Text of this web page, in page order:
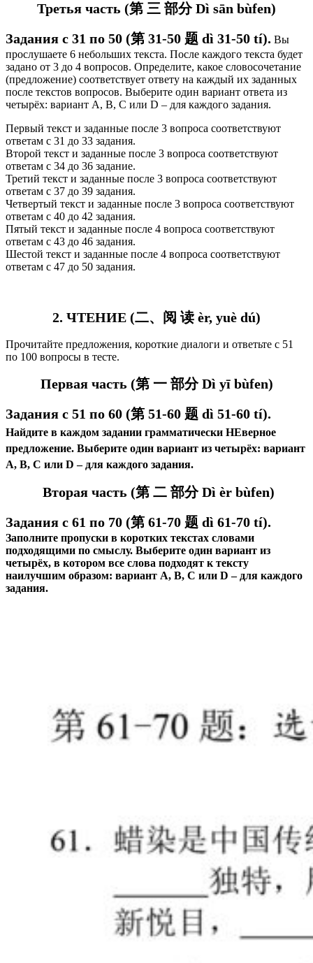
Третья часть (第 三 部分 Dì sān bùfen)
Задания с 31 по 50 (第 31-50 题 dì 31-50 tí). Вы
прослушаете 6 небольших текста. После каждого текста будет
задано от 3 до 4 вопросов. Определите, какое словосочетание
(предложение) соответствует ответу на каждый их заданных
после текстов вопросов. Выберите один вариант ответа из
четырёх: вариант А, В, C или D – для каждого задания.
Первый текст и заданные после 3 вопроса соответствуют
ответам с 31 до 33 задания.
Второй текст и заданные после 3 вопроса соответствуют
ответам с 34 до 36 задание.
Третий текст и заданные после 3 вопроса соответствуют
ответам с 37 до 39 задания.
Четвертый текст и заданные после 3 вопроса соответствуют
ответам с 40 до 42 задания.
Пятый текст и заданные после 4 вопроса соответствуют
ответам с 43 до 46 задания.
Шестой текст и заданные после 4 вопроса соответствуют
ответам с 47 до 50 задания.
2. ЧТЕНИЕ (二、阅 读 èr, yuè dú)
Прочитайте предложения, короткие диалоги и ответьте с 51
по 100 вопросы в тесте.
Первая часть (第 一 部分 Dì yī bùfen)
Задания с 51 по 60 (第 51-60 题 dì 51-60 tí).
Найдите в каждом задании грамматически НЕверное
предложение. Выберите один вариант из четырёх: вариант
А, В, C или D – для каждого задания.
Вторая часть (第 二 部分 Dì èr bùfen)
Задания с 61 по 70 (第 61-70 题 dì 61-70 tí).
Заполните пропуски в коротких текстах словами
подходящими по смыслу. Выберите один вариант из
четырёх, в котором все слова подходят к тексту
наилучшим образом: вариант А, В, C или D – для каждого
задания.